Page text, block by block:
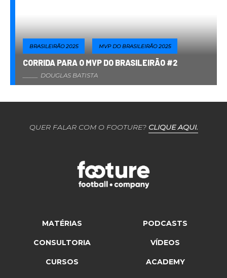
BRASILEIRÃO 2025 MVP DO BRASILEIRÃO 2025
CORRIDA PARA O MVP DO BRASILEIRÃO #2
DOUGLAS BATISTA
QUER FALAR COM O FOOTURE? CLIQUE AQUI.
MATÉRIAS PODCASTS
CONSULTORIA VÍDEOS
CURSOS ACADEMY